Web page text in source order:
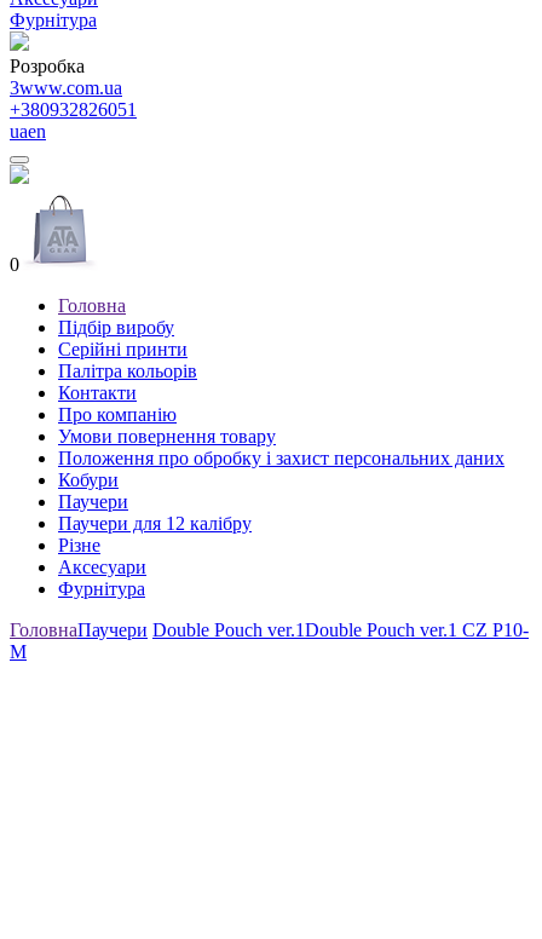
Фурнітура
Розробка
3www.com.ua
+380932826051
uaen
0
Головна
Підбір виробу
Серійні принти
Палітра кольорів
Контакти
Про компанію
Умови повернення товару
Положення про обробку і захист персональних даних
Кобури
Паучери
Паучери для 12 калібру
Різне
Аксесуари
Фурнітура
ГоловнаПаучери Double Pouch ver.1Double Pouch ver.1 CZ P10-
M